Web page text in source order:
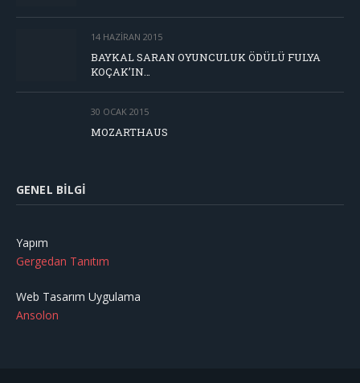
14 HAZIRAN 2015
BAYKAL SARAN OYUNCULUK ÖDÜLÜ FULYA
KOÇAK’IN…
30 OCAK 2015
MOZARTHAUS
GENEL BILGI
Yapım
Gergedan Tanıtım
Web Tasarım Uygulama
Ansolon